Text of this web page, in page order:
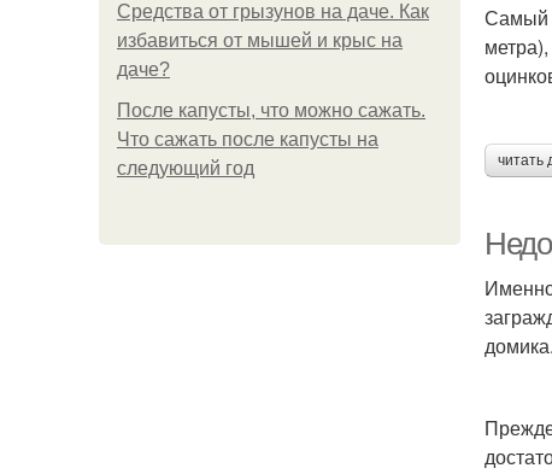
Средства от грызунов на даче. Как
избавиться от мышей и крыс на
даче?
После капусты, что можно сажать.
Что сажать после капусты на
следующий год
Самый
читать
домика.